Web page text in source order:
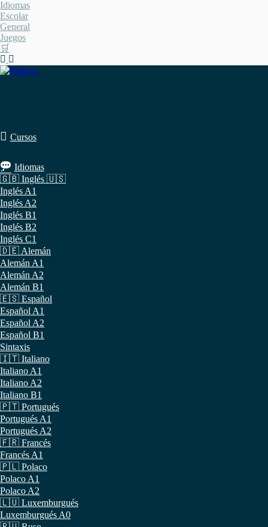
Saltar
al
contenido
Idiomas
Escolar
General
Juegos
🛒
Cursos
Idiomas
🇬🇧 Inglés 🇺🇸
Inglés A1
Inglés A2
Inglés B1
Inglés B2
Inglés C1
🇩🇪 Alemán
Alemán A1
Alemán A2
Alemán B1
🇪🇸 Español
Español A1
Español A2
Español B1
Sintaxis
🇮🇹 Italiano
Italiano A1
Italiano A2
Italiano B1
🇵🇹 Portugués
Portugués A1
Portugués A2
🇫🇷 Francés
Francés A1
🇵🇱 Polaco
Polaco A1
Polaco A2
🇱🇺 Luxemburgués
Luxemburgués A0